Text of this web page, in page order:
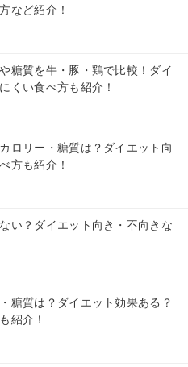
など紹介！
糖質を牛・豚・鶏で比較！ダイ
くい食べ方も紹介！
ロリー・糖質は？ダイエット向
方も紹介！
い？ダイエット向き・不向きな
糖質は？ダイエット効果ある？
紹介！